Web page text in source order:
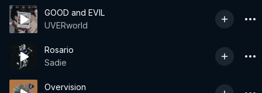
GOOD and EVIL
UVERworld
Rosario
Sadie
Overvision